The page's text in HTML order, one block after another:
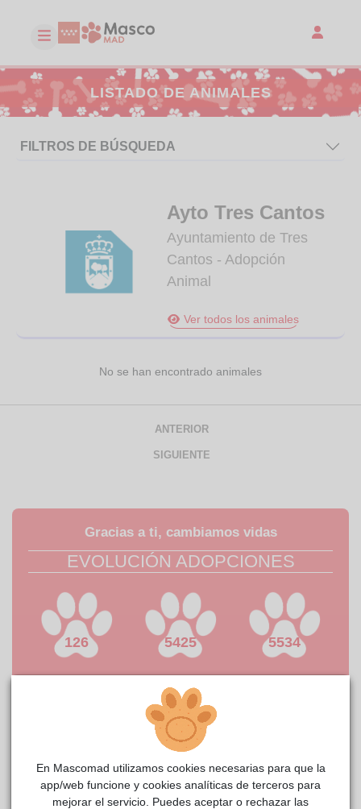
LISTADO DE ANIMALES
FILTROS DE BÚSQUEDA
Ayto Tres Cantos
Ayuntamiento de Tres
Cantos - Adopción
Animal
Ver todos los animales
No se han encontrado animales
ANTERIOR
SIGUIENTE
Gracias a ti, cambiamos vidas
EVOLUCIÓN ADOPCIONES
126 5425
MESES
5534
Cada adopción representa una nueva oportunidad
En Mascomad utilizamos cookies necesarias para que la
app/web funcione y cookies analíticas de terceros para
mejorar el servicio. Puedes aceptar o rechazar las